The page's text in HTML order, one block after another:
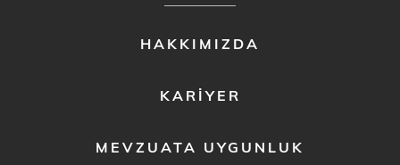
HAKKIMIZDA
KARIYER
MEVZUATA UYGUNLUK